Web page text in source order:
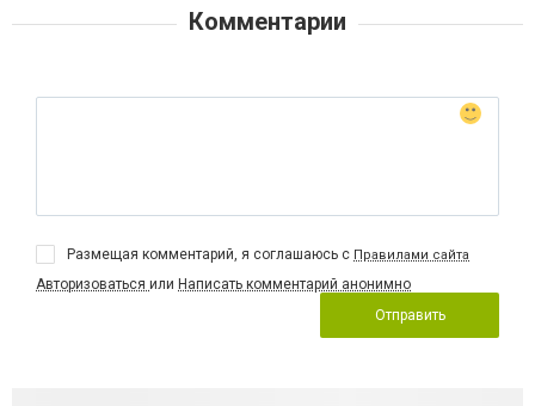
Комментарии
Размещая комментарий, я соглашаюсь с Правилами сайта
Авторизоваться или Написать комментарий анонимно
Отправить